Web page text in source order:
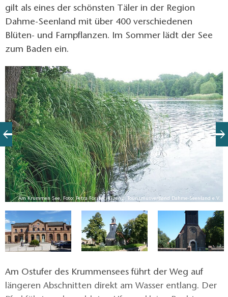
gilt als eines der schönsten Täler in der Region
Dahme-Seenland mit über 400 verschiedenen
Blüten- und Farnpflanzen. Im Sommer lädt der See
zum Baden ein.
Am Krummen See, Foto: Petra Förster, Lizenz: Tourismusverband Dahme-Seenland e.V.
Am Ostufer des Krummensees führt der Weg auf
längeren Abschnitten direkt am Wasser entlang. Der